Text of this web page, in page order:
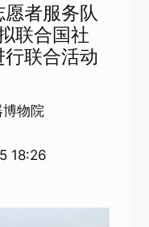
者服务队
联合国社
联合活动
物院
18:26